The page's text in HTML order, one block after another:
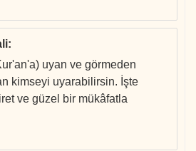
:
uyan ve görmeden
kimseyi uyarabilirsin. İşte
ve güzel bir mükâfatla